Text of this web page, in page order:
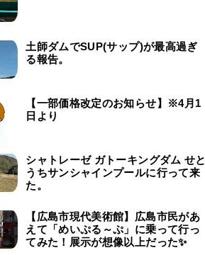
土師ダムでSUP(サップ)が最高過ぎ
る報告。
【一部価格改定のお知らせ】※4月1
日より
シャトレーゼ ガトーキングダム せと
うちサンシャインプールに行って来
た。
【広島市現代美術館】広島市民があ
えて「めいぷる～ぷ」に乗って行っ
てみた！展示が想像以上だった✨